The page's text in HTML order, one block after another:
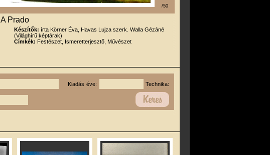
/50
A Prado
Készítők: írta Körner Éva, Havas Lujza szerk. Walla Gézáné
(Világhírű képtárak)
Címkék: Festészet, Ismeretterjesztő, Művészet
Kiadás éve: Technika: